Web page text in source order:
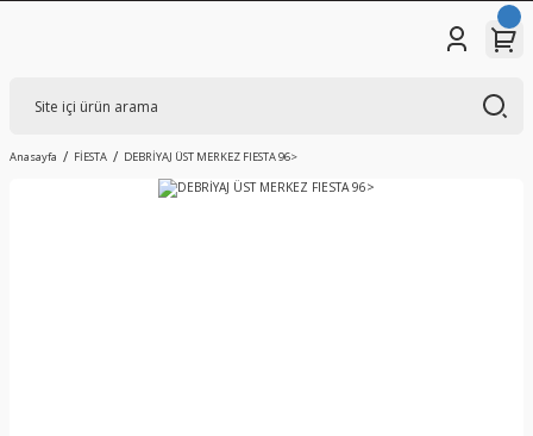
Anasayfa FİESTA DEBRİYAJ ÜST MERKEZ FIESTA 96>